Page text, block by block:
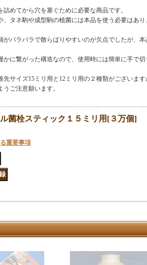
詰めてから穴を塞ぐために必要な商品です。
、タネ駒や成型駒の植菌には本品を使う必要はあり
がバラバラで散らばりやすいのが欠点でしたが、
かに繋がった構造なので、使用時には簡単に手で切
先サイズ15ミリ用と12ミリ用の２種類がございます
うご注意願います。
菌栓スティック１５ミリ用[３万個]
重要事項